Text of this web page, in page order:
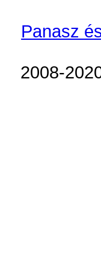
Panasz
2008-